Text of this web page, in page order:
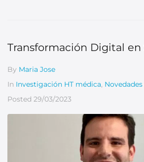
Transformación Digital en
By Maria Jose
In Investigación HT médica,
Posted 29/03/2023